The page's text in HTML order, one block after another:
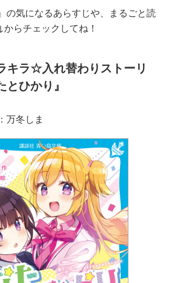
の気になるあらすじや、まるごと読
らチェックしてね！
キラ☆入れ替わりストーリ
ひかり』
冬しま